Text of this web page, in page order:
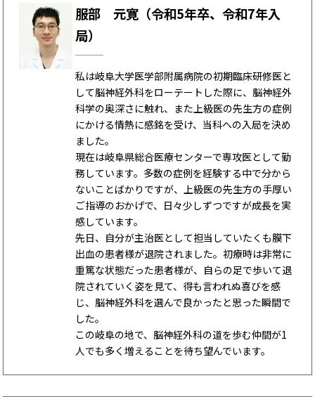
服部 元寛（令和5年卒、令和7年入
局）
私は岐阜大学医学部附属病院の初期臨床研修医と
して脳神経外科をローテートした際に、脳神経外
科学の奥深さに触れ、また上級医の先生方の症例
にかける情熱に感銘を受け、当科への入局を決め
ました。
現在は岐阜県総合医療センターで専攻医として勤
務しています。多数の症例を経験する中で分から
ないことばかりですが、上級医の先生方の手厚い
ご指導のおかげで、日々少しずつですが成長を実
感しています。
先日、自分が主治医として担当していたくも膜下
出血の患者様が退院されました。初療時は非常に
重篤な状態だった患者様が、自らの足で歩いて退
院されていく姿を見て、得も言われぬ喜びを感
じ、脳神経外科を選んで良かったと思った瞬間で
した。
この岐阜の地で、脳神経外科の道を歩む仲間が1
人でも多く増えることを待ち望んでいます。